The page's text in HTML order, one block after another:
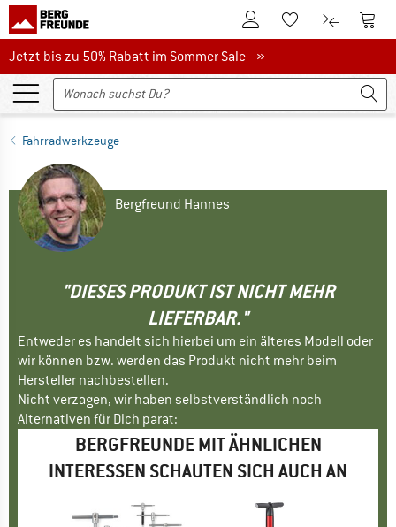
Zum KundenkontoZum Merkzettel.
Zum Zum
Jetzt bis zu 50% Rabatt im Sommer Sale
Jetzt bis zu 50% Rabatt im Sommer Sale »
Fahrradwerkzeuge
Bergfreund Hannes
"DIESES PRODUKT IST NICHT MEHR
LIEFERBAR."
Entweder es handelt sich hierbei um ein älteres Modell oder
wir können bzw. werden das Produkt nicht mehr beim
Hersteller nachbestellen.
Nicht verzagen, wir haben selbstverständlich noch
Alternativen für Dich parat:
BERGFREUNDE MIT ÄHNLICHEN
INTERESSEN SCHAUTEN SICH AUCH AN